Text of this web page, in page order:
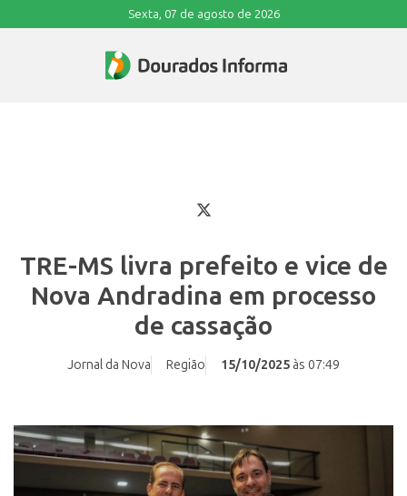
Sexta, 07 de agosto de 2026
TRE-MS livra prefeito e vice de
Nova Andradina em processo
de cassação
Jornal da Nova Região 15/10/2025 às 07:49